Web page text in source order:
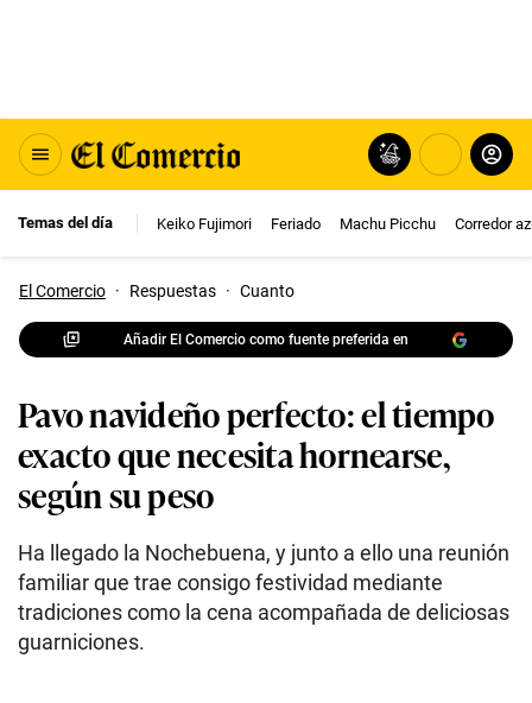
Temas del día Keiko Fujimori Feriado Machu Picchu Corredor
El Comercio · Respuestas · Cuanto
Añadir El Comercio como fuente preferida en
Pavo navideño perfecto: el tiempo
exacto que necesita hornearse,
según su peso
Ha llegado la Nochebuena, y junto a ello una reunión
familiar que trae consigo festividad mediante
tradiciones como la cena acompañada de deliciosas
guarniciones.